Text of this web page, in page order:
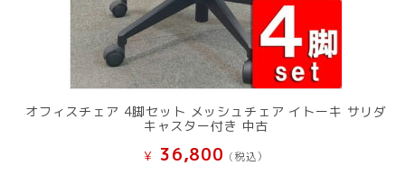
オフィスチェア 4脚セット メッシュチェア イトーキ サリダ
キャスター付き 中古
¥ 36,800 (税込）